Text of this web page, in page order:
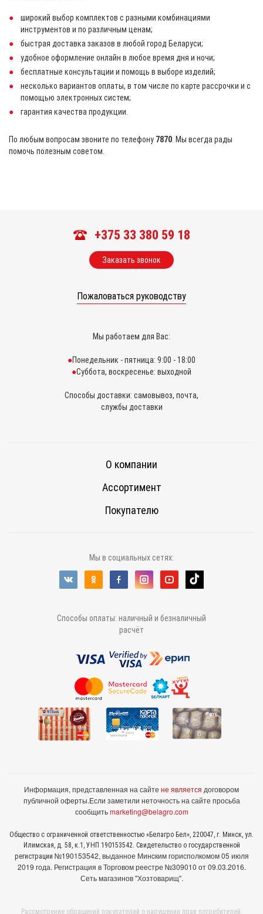
широкий выбор комплектов с разными комбинациями
инструментов и по различным ценам;
быстрая доставка заказов в любой город Беларуси;
удобное оформление онлайн в любое время дня и ночи;
бесплатные консультации и помощь в выборе изделий;
несколько вариантов оплаты, в том числе по карте рассрочки и с
помощью электронных систем;
гарантия качества продукции.
По любым вопросам звоните по телефону 7870 . Мы всегда рады
помочь полезным советом.
+375 33 380 59 18
Заказать звонок
Пожаловаться руководству
Мы работаем для Вас:
Понедельник - пятница: 9:00 - 18:00
Суббота, воскресенье: выходной
Способы доставки: самовывоз, почта,
службы доставки
О компании
Ассортимент
Покупателю
Мы в социальных сетях:
Способы оплаты: наличный и безналичный
расчёт
Информация, представленная на сайте не является договором
публичной оферты.Если заметили неточность на сайте просьба
сообщитьmarketing@belagro.com
Общество с ограниченной ответственностью «Белагро Бел», 220047, г. Минск, ул.
Илимская, д. 58, к.1, УНП 190153542. Свидетельство о государственной
регистрации №190153542, выданное Минcким горисполкомом 05 июля
2019 года. Регистрация в Торговом реестре №309010 от 09.03.2016.
Сеть магазинов "Хозтоварищ".
Рассмотрение обращений покупателей о нарушении прав потребителей: